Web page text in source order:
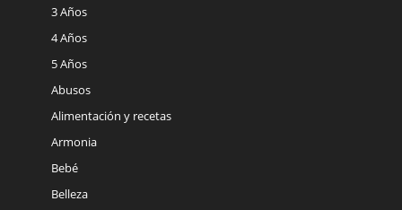
3 Años
4 Años
5 Años
Abusos
Alimentación y recetas
Armonia
Bebé
Belleza